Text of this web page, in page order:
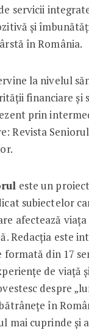
servicii
și
în România.
la nivelul
financiare și
prin
Revista
este un
subiectelor
afectează
Redacția este
formată din 17
de viață
despre
în
mai cuprinde și